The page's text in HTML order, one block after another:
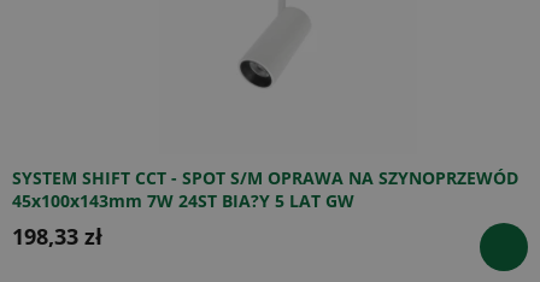
SYSTEM SHIFT CCT - SPOT S/M OPRAWA NA SZYNOPRZEWÓD
45x100x143mm 7W 24ST BIA?Y 5 LAT GW
198,33 zł